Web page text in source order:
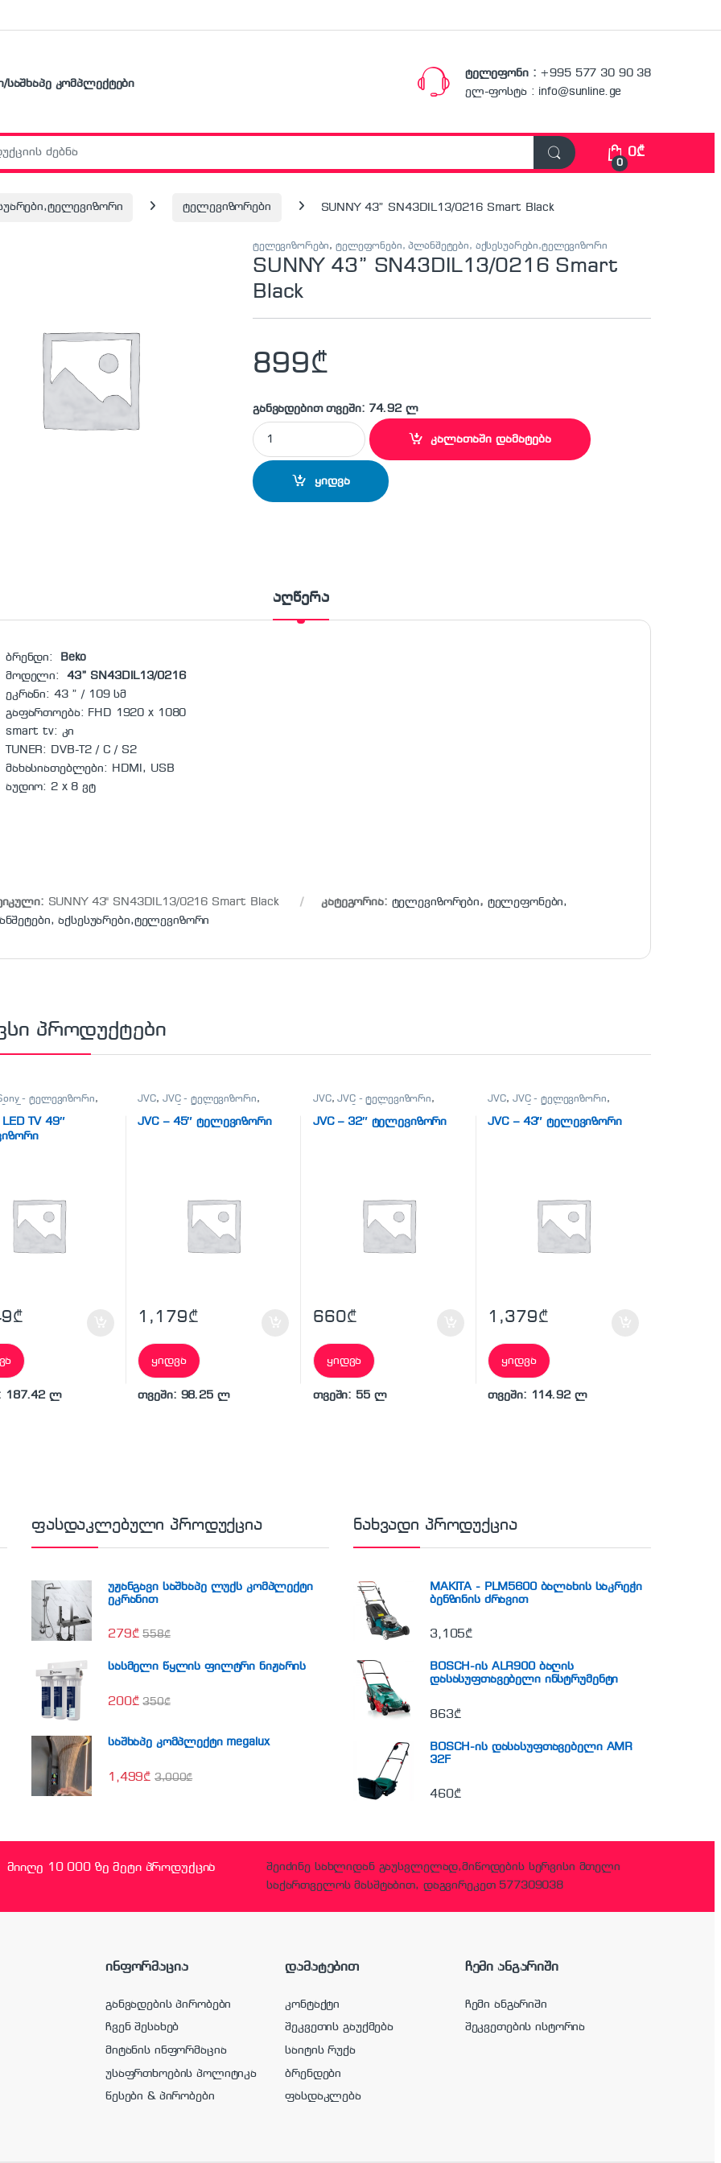
საშხაპე კომპლექტები
ტელეფონი : +995 577 30 90 38
ელ-ფოსტა : info@sunline.ge
0
0₾
ტელევიზორები SUNNY 43” SN43DIL13/0216 Smart Black
ტელევიზორები,ტელეფონები, პლანშეტები, აქსესუარები,ტელევიზორი
SUNNY 43” SN43DIL13/0216 Smart
Black
899₾
განვადებით თვეში: 74.92 ლ
SUNNY 43'' SN43DIL13/0216 Smart Black quantity
კალათაში დამატება
ყიდვა
აღწერა
ბრენდი:
Beko
მოდელი: 43” SN43DIL13/0216
ეკრანი: 43 ” / 109 სმ
გაფართოება: FHD 1920 x 1080
smart tv: კი
TUNER: DVB-T2 / C / S2
მახასიათებლები: HDMI, USB
აუდიო: 2 x 8 ვტ
SUNNY 43'' SN43DIL13/0216 Smart Black კატეგორია: ტელევიზორები, ტელეფონები,
აქსესუარები,ტელევიზორი
პროდუქტები
- ტელევიზორი,
პლანშეტები,
LED TV 49″
₾
187.42 ლ
JVC, JVC - ტელევიზორი,
ტელეფონები, პლანშეტები,
აქსესუარები,ტელევიზორი
JVC – 45″ ტელევიზორი
1,179₾
ყიდვა
თვეში: 98.25 ლ
JVC,JVC - ტელევიზორი,
ტელეფონები, პლანშეტები,
აქსესუარები,ტელევიზორი
JVC – 32″ ტელევიზორი
660₾
ყიდვა
თვეში: 55 ლ
JVC, JVC - ტელევიზორი,
ტელეფონები, პლანშეტები,
აქსესუარები,ტელევიზორი
JVC – 43″ ტელევიზორი
1,379₾
ყიდვა
თვეში: 114.92 ლ
ფასდაკლებული პროდუქცია
უჟანგავი საშხაპე ლუქს კომპლექტი
ეკრანით
279₾ 558₾
სასმელი წყლის ფილტრი ნიჟარის
200₾ 350₾
საშხაპე კომპლექტი megalux
1,499₾ 3,000₾
ნახვადი პროდუქცია
MAKITA - PLM5600 ბალახის საკრეჭი
ბენზინის ძრავით
3,105₾
BOSCH-ის ALR900 ბაღის
დასასუფთავებელი ინსტრუმენტი
863₾
BOSCH-ის დასასუფთავებელი AMR
32F
460₾
მიიღე 10 000 ზე მეტი პროდუქცია
შეიძინე სახლიდან გაუსვლელად,მიწოდების სერვისი მთელი
საქართველოს მასშტაბით, დაგვირეკეთ 577309038
ინფორმაცია
განვადების პირობები
ჩვენ შესახებ
მიტანის ინფორმაცია
უსაფრთხოების პოლიტიკა
წესები & პირობები
დამატებით
კონტაქტი
შეკვეთის გაუქმება
საიტის რუქა
ბრენდები
ფასდაკლება
ჩემი ანგარიში
ჩემი ანგარიში
შეკვეთების ისტორია